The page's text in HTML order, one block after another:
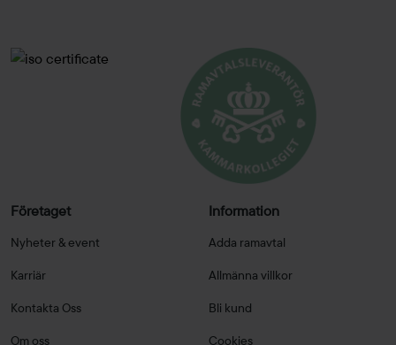
Företaget
Nyheter & event
Karriär
Kontakta Oss
Om oss
Information
Adda ramavtal
Allmänna villkor
Bli kund
Cookies